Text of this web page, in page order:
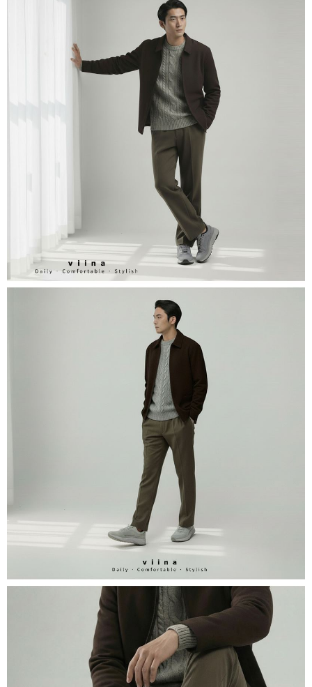
請求用戶進行身份認證。
５．嚴禁一人註冊多個帳號或使用他人資訊註冊。若發現惡意使用之情形，
恩沛科技股份有限公司將有權停止該用戶之使用額度並採取法律行動。